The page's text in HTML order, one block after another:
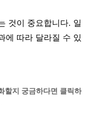
것이 중요합니다. 일
에 따라 달라질 수 있
할지 궁금하다면 클릭하